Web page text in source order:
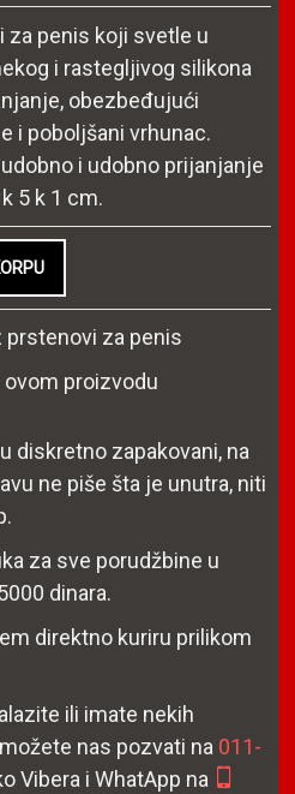
za penis koji svetle u
i rastegljivog silikona
obezbeđujući
i poboljšani vrhunac.
i udobno prijanjanje
5 k 1 cm.
prstenovi za penis
proizvodu
diskretno zapakovani, na
ne piše šta je unutra, niti
za sve porudžbine u
dinara.
direktno kuriru prilikom
ili imate nekih
nas pozvati na 011-
Vibera i WhatApp na